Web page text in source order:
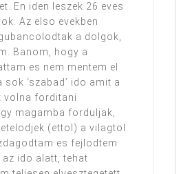
En iden leszek 26 eves
Az elso evekben
a dolgok,
Banom, hogy a
es nem mentem el
‘szabad’ ido amit a
volna forditani
magamba forduljak,
(ettol) a vilagtol.
es fejlodtem
ido alatt, tehat